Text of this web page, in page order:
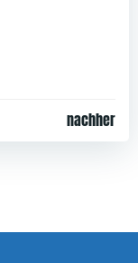
nachher